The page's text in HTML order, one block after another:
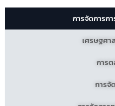
การจัดการก
เศรษฐศา
การ
การจั